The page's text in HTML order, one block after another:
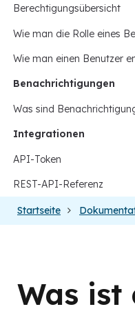
Berechtigungsübersicht
Wie man die Rolle eines
Wie man einen Benutzer
Benachrichtigungen
Was sind
Integrationen
API-Token
REST-API-Referenz
Startseite
Was ist